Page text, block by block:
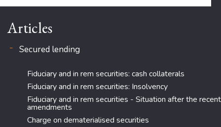
Articles
Secured lending
Fiduciary and in rem securities: cash collaterals
Fiduciary and in rem securities: Insolvency
Fiduciary and in rem securities - Situation after the recent
amendments
Charge on dematerialised securities